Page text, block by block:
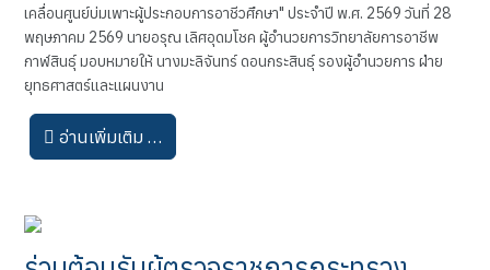
เคลื่อนศูนย์บ่มเพาะผู้ประกอบการอาชีวศึกษา" ประจำปี พ.ศ. 2569 วันที่ 28
พฤษภาคม 2569 นายอรุณ เลิศอุดมโชค ผู้อำนวยการวิทยาลัยการอาชีพ
กาฬสินธุ์ มอบหมายให้ นางมะลิจันทร์ ดอนกระสินธุ์ รองผู้อำนวยการ ฝ่าย
ยุทธศาสตร์และแผนงาน
อ่านเพิ่มเติม …